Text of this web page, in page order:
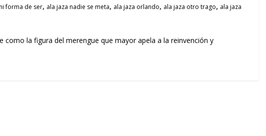
forma de ser, ala jaza nadie se meta, ala jaza orlando, ala jaza otro trago, ala jaza
como la figura del merengue que mayor apela a la reinvención y